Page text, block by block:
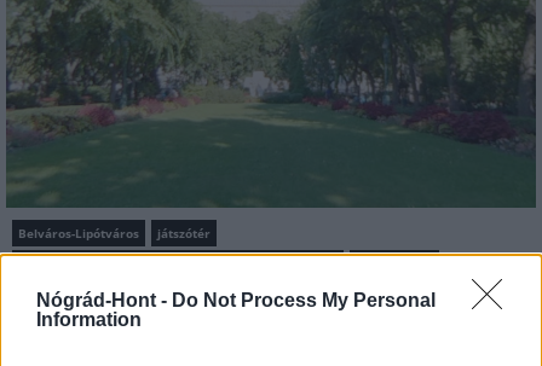
Nógrád-Hont - Do Not Process My Personal
Information
Belváros-Lipótváros
játszótér
Újragondolják Lipótváros rejtett, zöld parkját